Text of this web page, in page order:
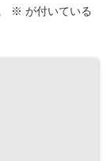
※ が付いている